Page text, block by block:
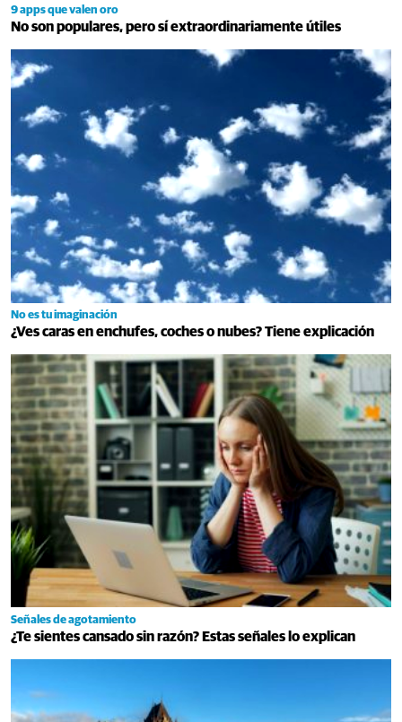
9 apps que valen oro
No son populares, pero sí extraordinariamente útiles
No es tu imaginación
¿Ves caras en enchufes, coches o nubes? Tiene explicación
Señales de agotamiento
¿Te sientes cansado sin razón? Estas señales lo explican